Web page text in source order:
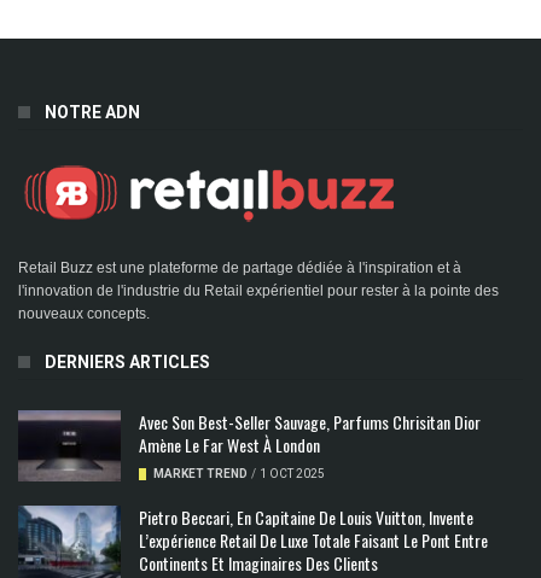
NOTRE ADN
Retail Buzz est une plateforme de partage dédiée à l'inspiration et à
l'innovation de l'industrie du Retail expérientiel pour rester à la pointe des
nouveaux concepts.
DERNIERS ARTICLES
Avec Son Best-Seller Sauvage, Parfums Chrisitan Dior
Amène Le Far West À London
MARKET TREND / 1 OCT 2025
Pietro Beccari, En Capitaine De Louis Vuitton, Invente
L’expérience Retail De Luxe Totale Faisant Le Pont Entre
Continents Et Imaginaires Des Clients